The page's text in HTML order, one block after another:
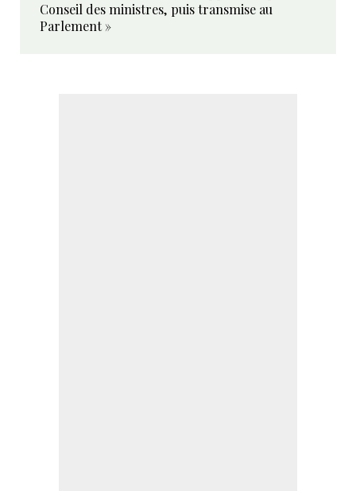
Conseil des ministres, puis transmise au
Parlement »